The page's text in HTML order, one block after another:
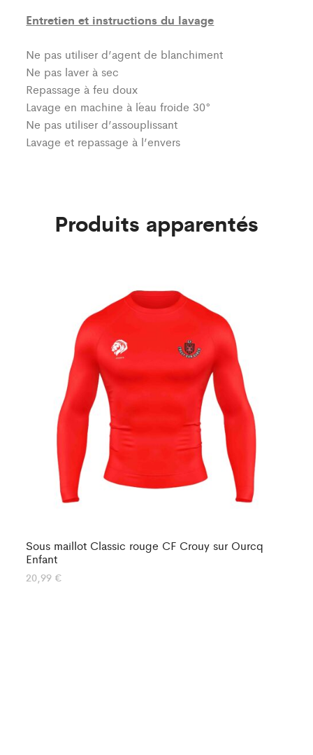
Entretien et instructions du lavage
Ne pas utiliser d’agent de blanchiment
Ne pas laver à sec
Repassage à feu doux
Lavage en machine à l´eau froide 30°
Ne pas utiliser d’assouplissant
Lavage et repassage à l’envers
Produits apparentés
Sous maillot Classic rouge CF Crouy sur Ourcq
Enfant
20,99 €